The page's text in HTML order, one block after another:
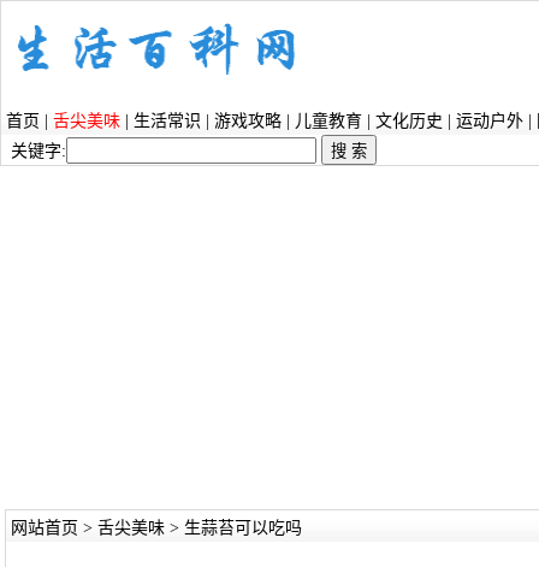
首页 舌尖美味 生活常识 游戏攻略 儿童教育 文化历史 运动户外
关键字:
网站首页 > 舌尖美味> 生蒜苔可以吃吗